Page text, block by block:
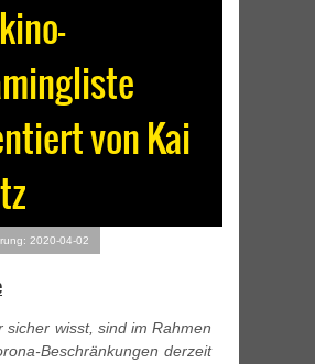
von Kai
2020-04-02
sicher wisst, sind im Rahmen
Beschränkungen derzeit